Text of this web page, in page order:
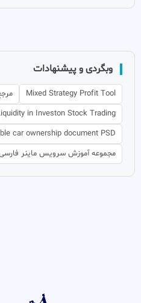
وبگردی و پیشنهادات
Mixed Strategy Profit Tool
in Investon Stock Trading
car ownership document PSD
مجموعه آموزش سرویس ماینر